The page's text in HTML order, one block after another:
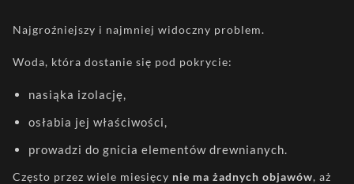
Najgroźniejszy i najmniej widoczny problem.
Woda, która dostanie się pod pokrycie:
nasiąka izolację,
osłabia jej właściwości,
prowadzi do gnicia elementów drewnianych.
Często przez wiele miesięcy nie ma żadnych objawów, aż